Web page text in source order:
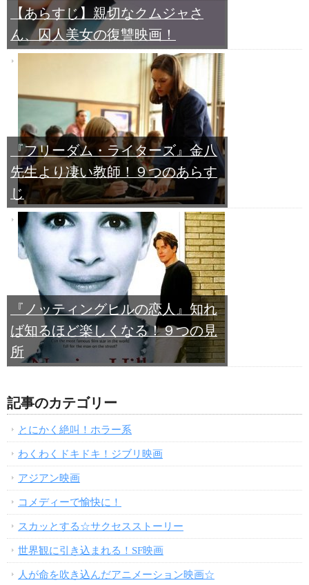
【あらすじ】親切なクムジャさ
ん、囚人美女の復讐映画！
『フリーダム・ライターズ』金八
先生より凄い教師！９つのあらす
じ
『ノッティングヒルの恋人』知れ
ば知るほど楽しくなる！９つの見
所
記事のカテゴリー
とにかく絶叫！ホラー系
わくわくドキドキ！ジブリ映画
アジアン映画
コメディーで愉快に！
スカッとする☆サクセスストーリー
世界観に引き込まれる！SF映画
人が命を吹き込んだアニメーション映画☆